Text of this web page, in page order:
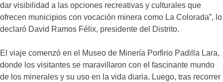
dar visibilidad a las opciones recreativas y culturales que
ofrecen municipios con vocación minera como La Colorada”, lo
declaró David Ramos Félix, presidente del Distrito.
El viaje comenzó en el Museo de Minería Porfirio Padilla Lara,
donde los visitantes se maravillaron con el fascinante mundo
de los minerales y su uso en la vida diaria. Luego, tras recorrer